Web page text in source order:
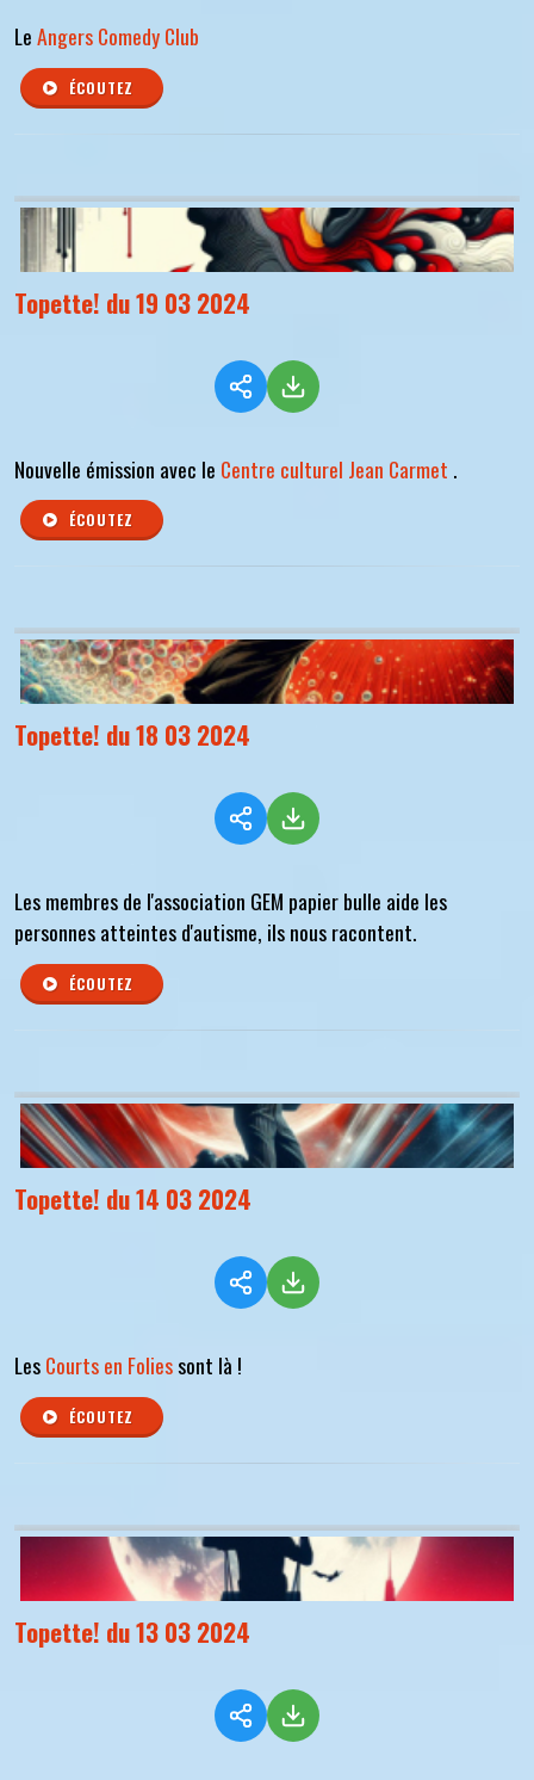
LeAngers Comedy Club
ÉCOUTEZ
Topette! du 19 03 2024
Nouvelle émission avec le Centre culturel Jean Carmet .
ÉCOUTEZ
Topette! du 18 03 2024
Les membres de l'association GEM papier bulle aide les
personnes atteintes d'autisme, ils nous racontent.
ÉCOUTEZ
Topette! du 14 03 2024
LesCourts en Foliessont là !
ÉCOUTEZ
Topette! du 13 03 2024